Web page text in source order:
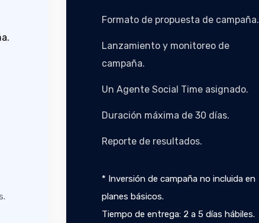
Formato de propuesta de campaña.
Lanzamiento y monitoreo de
campaña.
Un Agente Social Time asignado.
Duración máxima de 30 días.
Reporte de resultados.
* Inversión de campaña no incluida en
planes básicos.
Tiempo de entrega: 2 a 5 días hábiles.